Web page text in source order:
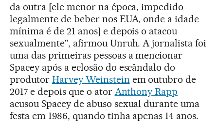
da outra [ele menor na época, impedido
legalmente de beber nos EUA, onde a idade
mínima é de 21 anos] e depois o atacou
sexualmente", afirmou Unruh. A jornalista foi
uma das primeiras pessoas a mencionar
Spacey após a eclosão do escândalo do
produtor Harvey Weinstein em outubro de
2017 e depois que o ator Anthony Rapp
acusou Spacey de abuso sexual durante uma
festa em 1986, quando tinha apenas 14 anos.